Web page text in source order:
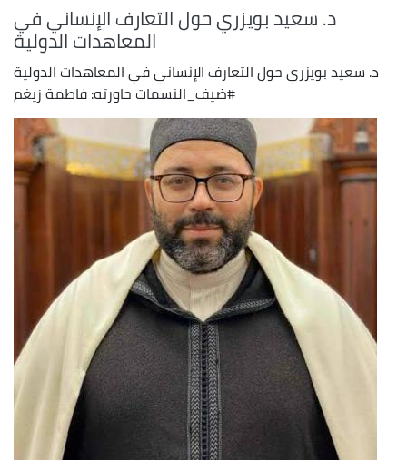
د. سعيد بويزري حول التعارف الإنساني في
المعاهدات الدولية
د. سعيد بويزري حول التعارف الإنساني في المعاهدات الدولية
#ضيف_النسمات حاورته: فاطمة زيغم